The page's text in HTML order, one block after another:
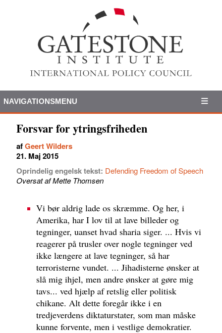
NAVIGATIONSMENU
Forsvar for ytringsfriheden
afGeert Wilders
21. Maj 2015
Oprindelig engelsk tekst: Defending Freedom of Speech
Oversat af Mette Thomsen
Vi bør aldrig lade os skræmme. Og her, i
Amerika, har I lov til at lave billeder og
tegninger, uanset hvad sharia siger. ... Hvis vi
reagerer på trusler over nogle tegninger ved
ikke længere at lave tegninger, så har
terroristerne vundet. ... Jihadisterne ønsker at
slå mig ihjel, men andre ønsker at gøre mig
tavs... ved hjælp af retslig eller politisk
chikane. Alt dette foregår ikke i en
tredjeverdens diktaturstater, som man måske
kunne forvente, men i vestlige demokratier.